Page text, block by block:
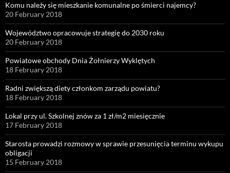
Komu należy się mieszkanie komunalne po śmierci najemcy?
20 February 2018
Województwo opracowuje strategię do 2030 roku
20 February 2018
Powiatowe obchody Dnia Żołnierzy Wyklętych
18 February 2018
Radni zwiększą diety członkom zarządu powiatu?
18 February 2018
Lokal przy ul. Szkolnej znów za 1 zł/m2 miesięcznie
17 February 2018
Starosta prowadzi rozmowy w sprawie przesunięcia terminu wykupu
obligacji
15 February 2018